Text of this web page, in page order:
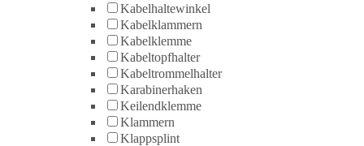
Kabelhaltewinkel
Kabelklammern
Kabelklemme
Kabeltopfhalter
Kabeltrommelhalter
Karabinerhaken
Keilendklemme
Klammern
Klappsplint